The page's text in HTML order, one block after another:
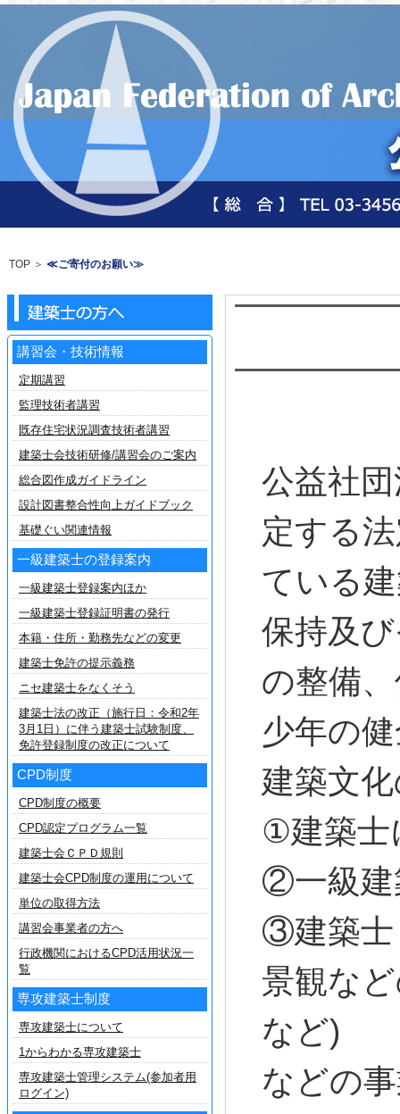
TOP ＞ ≪ご寄付のお願い≫
公益社
定する
ている
保持及
の整備
少年の
建築文
①建築士
②一級建
③建築士
景観な
など)
などの
講習会・技術情報
定期講習
監理技術者講習
既存住宅状況調査技術者講習
建築士会技術研修/講習会のご案内
総合図作成ガイドライン
設計図書整合性向上ガイドブック
基礎ぐい関連情報
一級建築士の登録案内
一級建築士登録案内ほか
一級建築士登録証明書の発行
本籍・住所・勤務先などの変更
建築士免許の提示義務
ニセ建築士をなくそう
建築士法の改正（施行日：令和2年
3月1日）に伴う建築士試験制度、
免許登録制度の改正について
CPD制度
CPD制度の概要
CPD認定プログラム一覧
建築士会ＣＰＤ規則
建築士会CPD制度の運用について
単位の取得方法
講習会事業者の方へ
行政機関におけるCPD活用状況一
覧
専攻建築士制度
専攻建築士について
1からわかる専攻建築士
専攻建築士管理システム(参加者用
ログイン)